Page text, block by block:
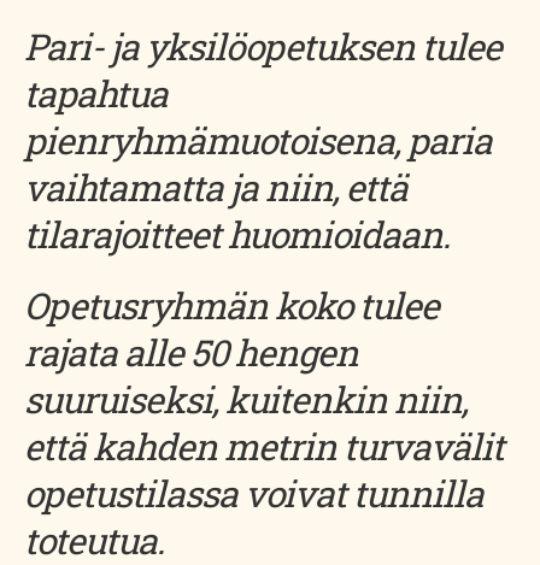
Pari- ja yksilöopetuksen tulee
tapahtua
pienryhmämuotoisena, paria
vaihtamatta ja niin, että
tilarajoitteet huomioidaan.
Opetusryhmän koko tulee
rajata alle 50 hengen
suuruiseksi, kuitenkin niin,
että kahden metrin turvavälit
opetustilassa voivat tunnilla
toteutua.